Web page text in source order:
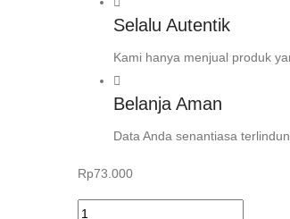
Selalu Autentik
Kami hanya menjual produk
Belanja Aman
Data Anda senantiasa
Rp73.000
MENGENANG